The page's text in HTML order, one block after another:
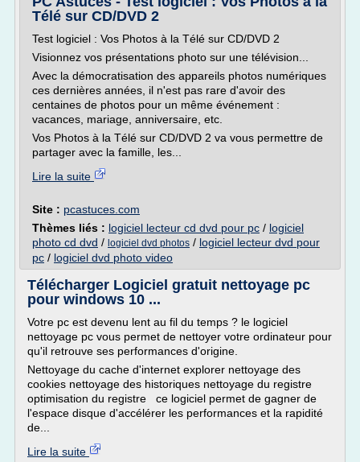
Télé sur CD/DVD 2
Test logiciel : Vos Photos à la Télé sur CD/DVD 2
Visionnez vos présentations photo sur une télévision...
Avec la démocratisation des appareils photos numériques
ces dernières années, il n'est pas rare d'avoir des
centaines de photos pour un même événement :
vacances, mariage, anniversaire, etc.
Vos Photos à la Télé sur CD/DVD 2 va vous permettre de
partager avec la famille, les...
Lire la suite
Site : pcastuces.com
Thèmes liés : logiciel lecteur cd dvd pour pc / logiciel
photo cd dvd / logiciel dvd photos / logiciel lecteur dvd pour
pc / logiciel dvd photo video
Télécharger Logiciel gratuit nettoyage pc
pour windows 10 ...
Votre pc est devenu lent au fil du temps ? le logiciel
nettoyage pc vous permet de nettoyer votre ordinateur pour
qu'il retrouve ses performances d'origine.
Nettoyage du cache d'internet explorer nettoyage des
cookies nettoyage des historiques nettoyage du registre
optimisation du registre ce logiciel permet de gagner de
l'espace disque d'accélérer les performances et la rapidité
de...
Lire la suite